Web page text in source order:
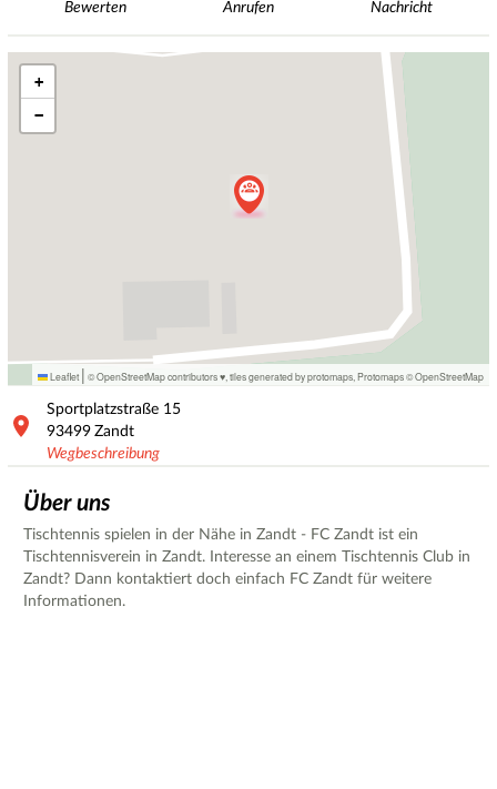
Bewerten Anrufen Nachricht
+
−
Leaflet | © OpenStreetMap contributors ♥, tiles generated by protomaps Protomaps©OpenStreetMap
Sportplatzstraße 15
93499 Zandt
Wegbeschreibung
Über uns
Tischtennis spielen in der Nähe in Zandt - FC Zandt ist ein
Tischtennisverein in Zandt. Interesse an einem Tischtennis Club in
Zandt? Dann kontaktiert doch einfach FC Zandt für weitere
Informationen.